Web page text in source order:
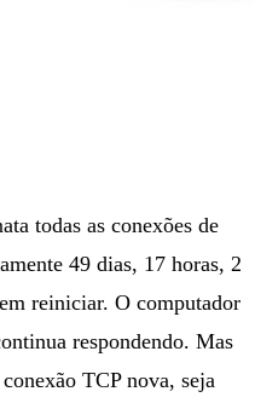
todas as conexões de
49 dias, 17 horas, 2
reiniciar. O computador
respondendo. Mas
TCP nova, seja